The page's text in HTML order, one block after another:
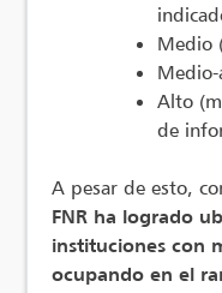
Medio
Alto
de
A pesar de esto,
FNR ha logrado
instituciones con
ocupando en el